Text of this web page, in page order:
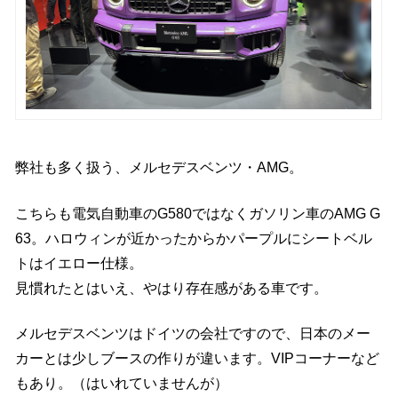
弊社も多く扱う、メルセデスベンツ・AMG。
こちらも電気自動車のG580ではなくガソリン車のAMG G
63。ハロウィンが近かったからかパープルにシートベル
トはイエロー仕様。
見慣れたとはいえ、やはり存在感がある車です。
メルセデスベンツはドイツの会社ですので、日本のメー
カーとは少しブースの作りが違います。VIPコーナーなど
もあり。（はいれていませんが）